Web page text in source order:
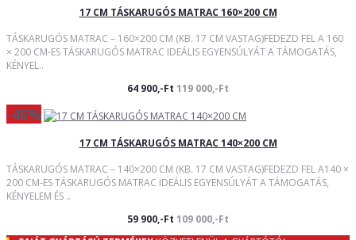
17 CM TÁSKARUGÓS MATRAC 160×200 CM
TÁSKARUGÓS MATRAC – 160×200 CM (KB. 17 CM VASTAG)FEDEZD FEL A 160
× 200 CM-ES TÁSKARUGÓS MATRAC IDEÁLIS EGYENSÚLYÁT A TÁMOGATÁS,
KÉNYEL..
64 900,-Ft 119 000,-Ft
-45%
17 CM TÁSKARUGÓS MATRAC 140×200 CM
TÁSKARUGÓS MATRAC – 140×200 CM (KB. 17 CM VASTAG)FEDEZD FEL A140 ×
200 CM-ES TÁSKARUGÓS MATRAC IDEÁLIS EGYENSÚLYÁT A TÁMOGATÁS,
KÉNYELEM ÉS ..
59 900,-Ft 109 000,-Ft